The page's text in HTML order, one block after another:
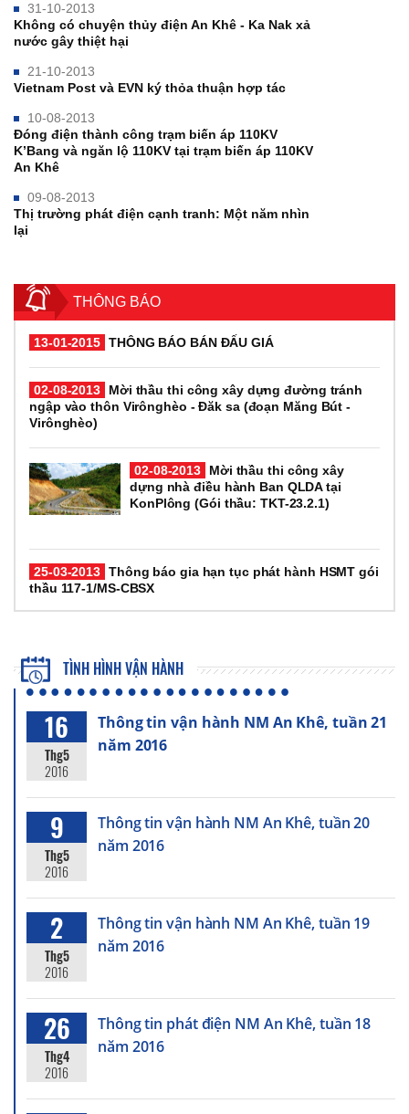
31-10-2013
Không có chuyện thủy điện An Khê - Ka Nak xả
nước gây thiệt hại
21-10-2013
Vietnam Post và EVN ký thỏa thuận hợp tác
10-08-2013
Đóng điện thành công trạm biến áp 110KV
K’Bang và ngăn lộ 110KV tại trạm biến áp 110KV
An Khê
09-08-2013
Thị trường phát điện cạnh tranh: Một năm nhìn
lại
THÔNG BÁO
13-01-2015 THÔNG BÁO BÁN ĐẤU GIÁ
02-08-2013
Mời thầu thi công xây dựng đường tránh
ngập vào thôn Virônghèo - Đăk sa (đoạn Măng Bút -
Virônghèo)
02-08-2013
Mời thầu thi công xây
dựng nhà điều hành Ban QLDA tại
KonPlông (Gói thầu: TKT-23.2.1)
25-03-2013 Thông báo gia hạn tục phát hành HSMT gói
thầu 117-1/MS-CBSX
TÌNH HÌNH VẬN HÀNH
16
Thg5
2016
Thông tin vận hành NM An Khê, tuần 21
năm 2016
9
Thg5
2016
Thông tin vận hành NM An Khê, tuần 20
năm 2016
2
Thg5
2016
Thông tin vận hành NM An Khê, tuần 19
năm 2016
26
Thg4
2016
Thông tin phát điện NM An Khê, tuần 18
năm 2016